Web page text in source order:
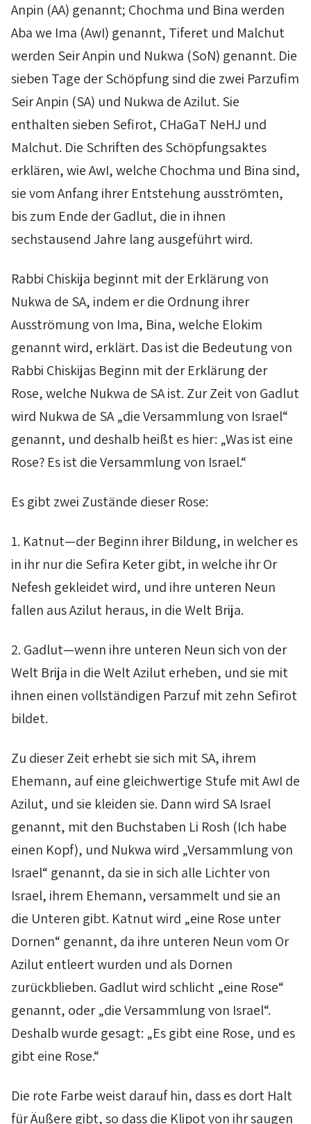
Anpin (AA) genannt; Chochma und Binawerden
Abawe Ima (AwI) genannt, Tiferet und Malchut
werden SeirAnpin und Nukwa (SoN) genannt. Die
sieben Tage der Schöpfung sind die zwei Parzufim
SeirAnpin (SA) und Nukwa deAzilut. Sie
enthalten sieben Sefirot, CHaGaT NeHJ und
Malchut. Die Schriften des Schöpfungsaktes
erklären, wieAwI, welche Chochma und Binasind,
sie vom Anfang ihrer Entstehung ausströmten,
bis zum Ende derGadlut, die in ihnen
sechstausend Jahre lang ausgeführt wird.
Rabbi Chiskija beginnt mit der Erklärung von
Nukwa de SA, indem er die Ordnung ihrer
Ausströmung von Ima, Bina, welche Elokim
genannt wird, erklärt. Das ist die Bedeutung von
Rabbi Chiskijas Beginn mit der Erklärung der
Rose, welche Nukwa de SAist. Zur Zeit von Gadlut
wird Nukwa de SA„die Versammlung von Israel“
genannt, und deshalb heißt es hier: „Was ist eine
Rose? Es ist die Versammlung von Israel.“
Es gibt zwei Zustände dieser Rose:
1. Katnut—der Beginn ihrer Bildung, in welcher es
in ihr nur die Sefira Ketergibt, in welche ihrOr
Nefesh gekleidet wird, und ihre unteren Neun
fallen ausAzilut heraus, in die Welt Brija.
2. Gadlut—wenn ihre unteren Neun sich von der
Welt Brija in die WeltAziluterheben, und sie mit
ihnen einen vollständigen Parzufmit zehn Sefirot
bildet.
Zu dieser Zeit erhebt sie sich mitSA, ihrem
Ehemann, auf eine gleichwertige Stufe mitAwI de
Azilut, und sie kleiden sie. Dann wird SAIsrael
genannt, mit den Buchstaben Li Rosh (Ich habe
einen Kopf), und Nukwawird „Versammlung von
Israel“ genannt, da sie in sich alle Lichter von
Israel, ihrem Ehemann, versammelt und sie an
die Unteren gibt. Katnutwird „eine Rose unter
Dornen“ genannt, da ihre unteren Neun vom Or
Azilutentleert wurden und als Dornen
zurückblieben. Gadlutwird schlicht „eine Rose“
genannt, oder „die Versammlung von Israel“.
Deshalb wurde gesagt: „Es gibt eine Rose, und es
gibt eine Rose.“
Die rote Farbe weist darauf hin, dass es dort Halt
für Äußere gibt, so dass die Klipotvon ihr saugen